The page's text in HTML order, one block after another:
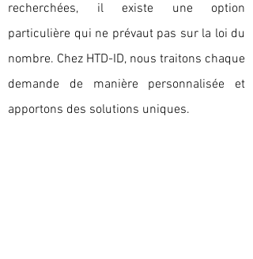
recherchées, il existe une option
particulière qui ne prévaut pas sur la loi du
nombre. Chez HTD-ID, nous traitons chaque
demande de manière personnalisée et
apportons des solutions uniques.